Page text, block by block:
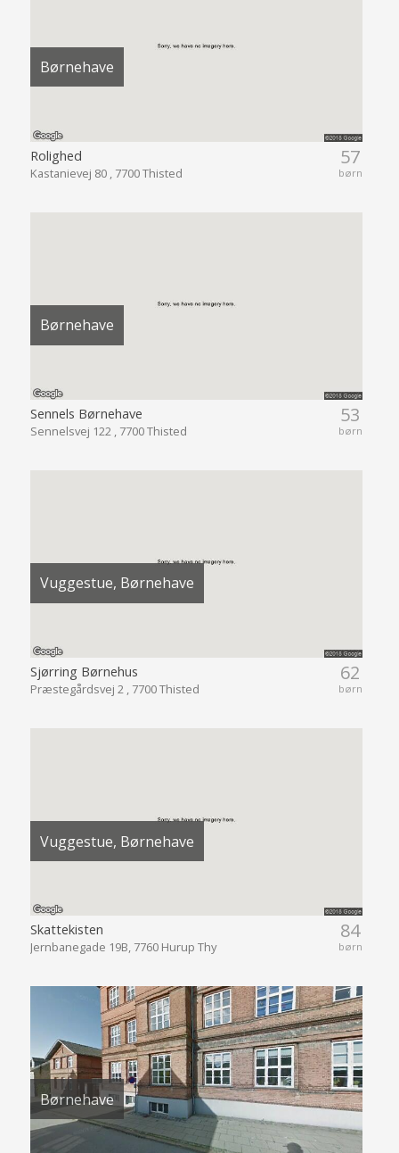
Børnehave
57
børn
Rolighed
Kastanievej 80 , 7700 Thisted
Børnehave
53
børn
Sennels Børnehave
Sennelsvej 122 , 7700 Thisted
Vuggestue, Børnehave
62
børn
Sjørring Børnehus
Præstegårdsvej 2 , 7700 Thisted
Vuggestue, Børnehave
84
børn
Skattekisten
Jernbanegade 19B, 7760 Hurup Thy
Børnehave